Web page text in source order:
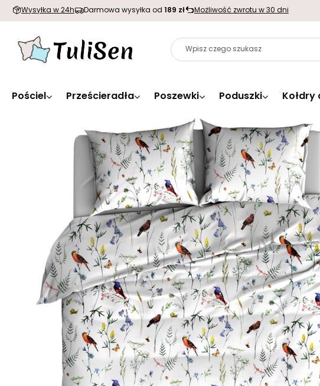
Wysyłka w 24h Darmowa wysyłka od 189 zł Możliwość zwrotu w 30 dni
Pościel Prześcieradła Poszewki Poduszki